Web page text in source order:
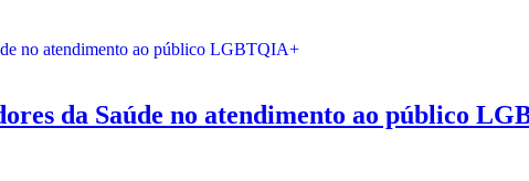
da Saúde no atendimento ao público